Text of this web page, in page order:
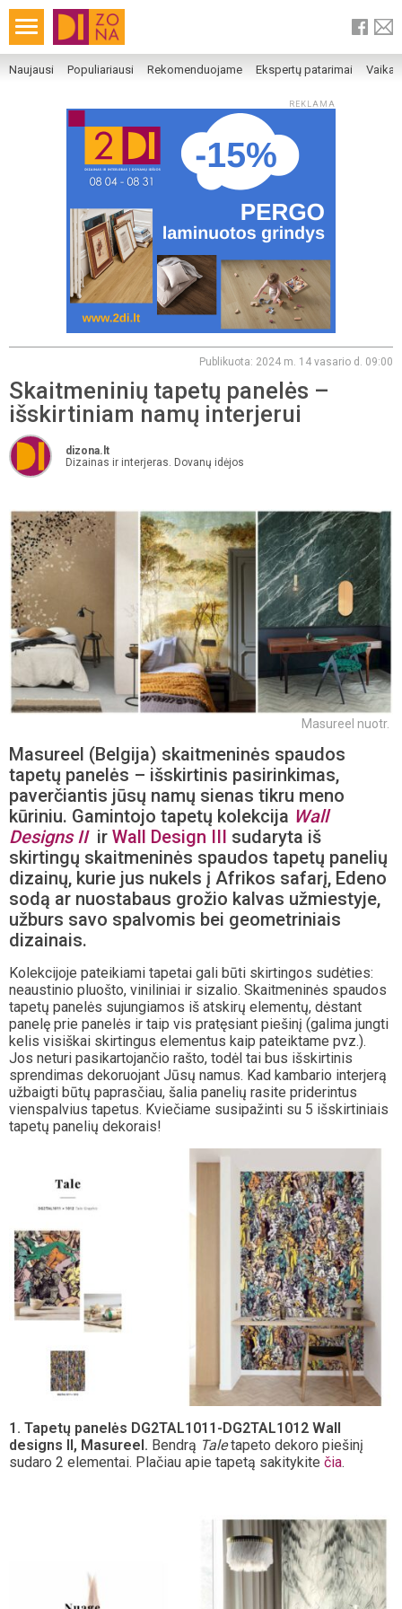
Naujausi Populiariausi Rekomenduojame Ekspertų patarimai
REKLAMA
Publikuota: 2024 m. 14 vasario d. 09:00
Skaitmeninių tapetų panelės –
išskirtiniam namų interjerui
dizona.lt
Dizainas ir interjeras. Dovanų idėjos
Masureel nuotr.
Masureel (Belgija) skaitmeninės spaudos
tapetų panelės – išskirtinis pasirinkimas,
paverčiantis jūsų namų sienas tikru meno
kūriniu. Gamintojo tapetų kolekcija Wall
Designs II ir Wall Design III
sudaryta iš
skirtingų skaitmeninės spaudos tapetų panelių
dizainų, kurie jus nukels į Afrikos safarį, Edeno
sodą ar nuostabaus grožio kalvas užmiestyje,
užburs savo spalvomis bei geometriniais
dizainais.
Kolekcijoje pateikiami tapetai gali būti skirtingos sudėties:
neaustinio pluošto, viniliniai ir sizalio. Skaitmeninės spaudos
tapetų panelės sujungiamos iš atskirų elementų, dėstant
panelę prie panelės ir taip vis pratęsiant piešinį (galima jungti
kelis visiškai skirtingus elementus kaip pateiktame pvz.).
Jos neturi pasikartojančio rašto, todėl tai bus išskirtinis
sprendimas dekoruojant Jūsų namus. Kad kambario interjerą
užbaigti būtų paprasčiau, šalia panelių rasite priderintus
vienspalvius tapetus. Kviečiame susipažinti su 5 išskirtiniais
tapetų panelių dekorais!
1. Tapetų panelės DG2TAL1011-DG2TAL1012 Wall
designs II, Masureel. Bendrą Taletapeto dekoro piešinį
sudaro 2 elementai. Plačiau apie tapetą sakitykite čia.